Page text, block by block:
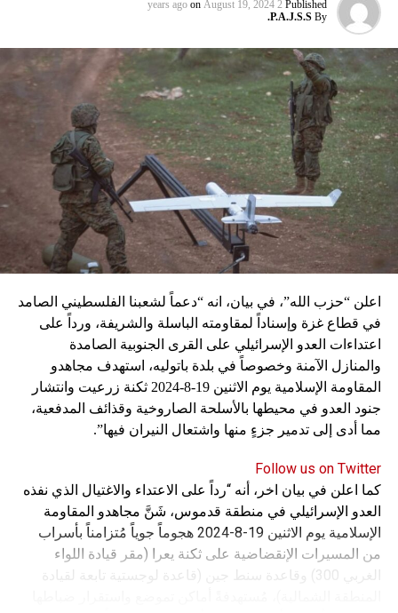
نسبه الحزب الى إسرائيل”.
Published
2 years ago
on August 19, 2024
By
P.A.J.S.S.
اعلن “حزب الله”، في بيان، انه “دعماً لشعبنا الفلسطيني الصامد
في قطاع غزة وإسناداً لمقاومته الباسلة ‌‏‌‏‌والشريفة، ورداً على
اعتداءات العدو الإسرائيلي على القرى الجنوبية الصامدة
والمنازل الآمنة وخصوصاً في بلدة باتوليه، استهدف مجاهدو
المقاومة الإسلامية يوم الاثنين 19-8-2024 ثكنة زرعيت وانتشار
جنود العدو في محيطها بالأسلحة الصاروخية وقذائف المدفعية،
مما أدى إلى تدمير جزءٍ منها واشتعال النيران فيها”.
Follow us on Twitter
كما اعلن في بيان اخر، أنه “رداً على الاعتداء والاغتيال الذي نفذه
العدو الإسرائيلي في منطقة قدموس، شَنَّ مجاهدو المقاومة
الإسلامية يوم الاثنين 19-8-2024 هجوماً جوياً مُتزامناً بأسراب
من المسيرات الإنقضاضية على ثكنة يعرا (مقر قيادة اللواء
الغربي 300) وقاعدة سنط جين (قاعدة لوجستية تابعة لقيادة